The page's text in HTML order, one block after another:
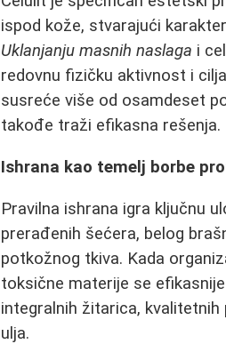
ispod kože, stvarajući
Uklanjanju masnih naslaga i
redovnu fizičku aktivnost i
susreće više od osamdeset
takođe traži efikasna rešenja.
Ishrana kao temelj borbe
Pravilna ishrana igra ključnu
prerađenih šećera, belog
potkožnog tkiva. Kada
toksične materije se
integralnih žitarica,
ulja.